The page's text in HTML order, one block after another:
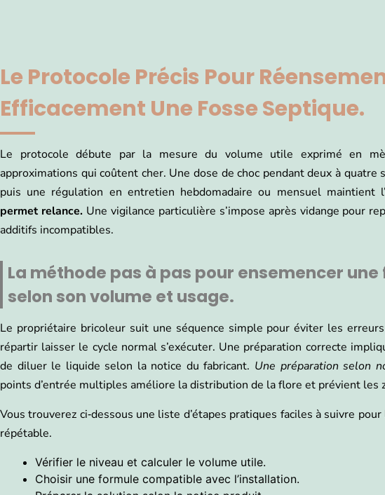
Le Protocole Précis Pour
Efficacement Une Fosse Septique.
Le protocole débute par la mesure du volume utile exprimé en
approximations qui coûtent cher. Une dose de choc pendant deux à quatre
puis une régulation en entretien hebdomadaire ou mensuel maintient
permet relance.Une vigilance particulière s’impose après vidange pour
additifs incompatibles.
La méthode pas à pas pour ensemencer
selon son volume et usage.
Le propriétaire bricoleur suit une séquence simple pour éviter les
répartir laisser le cycle normal s’exécuter. Une préparation correcte
de diluer le liquide selon la notice du fabricant. Une préparation selon
points d’entrée multiples améliore la distribution de la flore et prévient les
Vous trouverez ci‑dessous une liste d’étapes pratiques faciles à suivre
répétable.
Vérifier le niveau et calculer le volume utile.
Choisir une formule compatible avec l’installation.